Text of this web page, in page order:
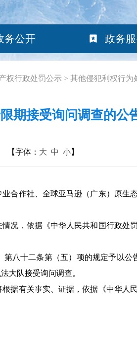
务公开 政务
权行政处罚公示 > 其他侵犯利权行为
期接受询问调查的公
【字体： 大 中 小】
合作社、全球亚马逊（广东）原生
，依据《中华人民共和国行政处
十二条第（五）项的规定予以公
大队接受询问调查。
有关事实、证据，依据《中华人